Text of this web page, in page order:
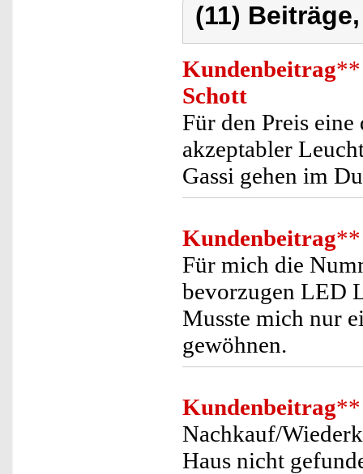
(11)
Kundenbeitrag**
Schott
Für den Preis
akzeptabler
Gassi gehen im
Kundenbeitrag**
Für mich die
bevorzugen LED
Musste mich nur
gewöhnen.
Kundenbeitrag**
Nachkauf/
Haus nicht